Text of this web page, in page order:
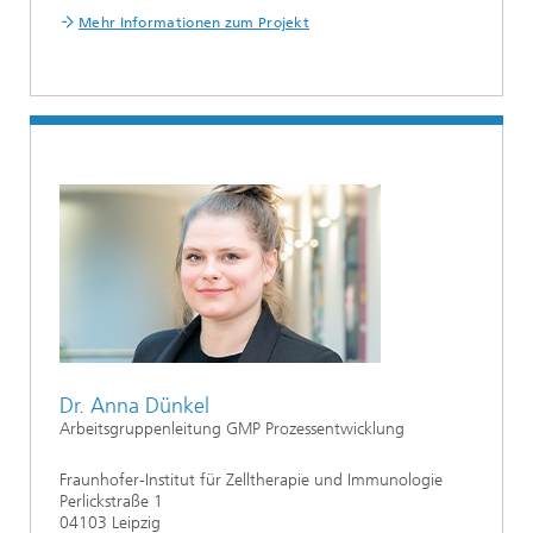
Mehr Informationen zum Projekt
Dr. Anna Dünkel
Arbeitsgruppenleitung GMP Prozessentwicklung
Fraunhofer-Institut für Zelltherapie und Immunologie
Perlickstraße 1
04103 Leipzig